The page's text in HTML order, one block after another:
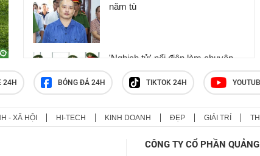
năm tù
'Nghịch tử' nổi điên làm chuyện
động trời ở nơi làm việc của mẹ,
phẫn nộ nguồn cơn gây án
Clip: Người phụ nữ đi chợ bất
24H BÓNG ĐÁ 24H TIKTOK 24H
- XÃ HỘI HI-TECH KINH DOANH ĐẸP GIẢI TRÍ
CÔNG TY CỔ PHẦN